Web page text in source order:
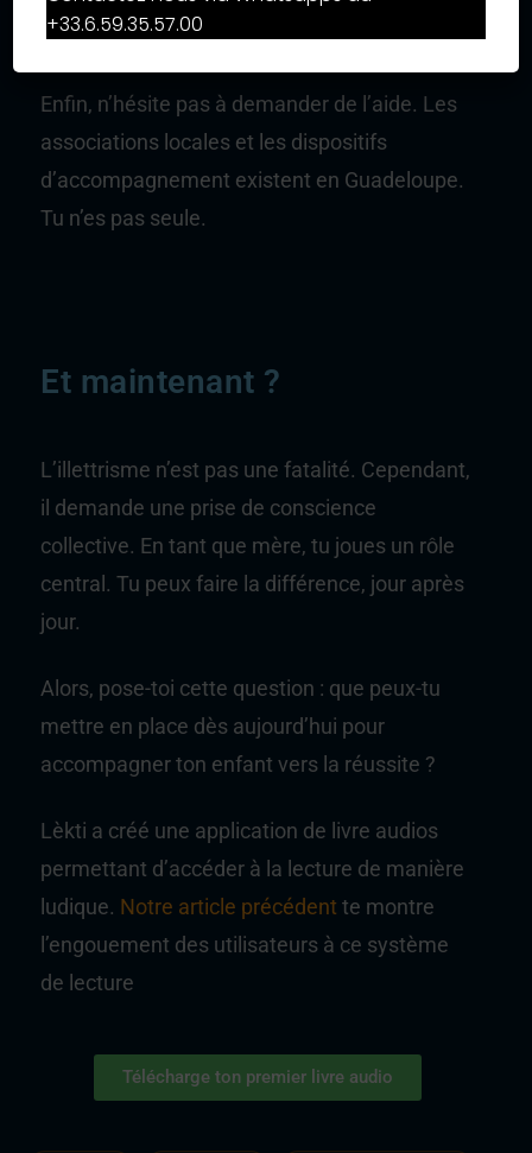
lecture d’histoires, jeux de mots, discussions.
Enfin, n’hésite pas à demander de l’aide. Les
associations locales et les dispositifs
d’accompagnement existent en Guadeloupe.
Tu n’es pas seule.
Et maintenant ?
L’illettrisme n’est pas une fatalité. Cependant,
il demande une prise de conscience
collective. En tant que mère, tu joues un rôle
central. Tu peux faire la différence, jour après
jour.
Alors, pose-toi cette question : que peux-tu
mettre en place dès aujourd’hui pour
accompagner ton enfant vers la réussite ?
Lèkti a créé une application de livre audios
permettant d’accéder à la lecture de manière
ludique. Notre article précédent te montre
l’engouement des utilisateurs à ce système
de lecture
Télécharge ton premier livre audio
+33.6.59.35.57.00